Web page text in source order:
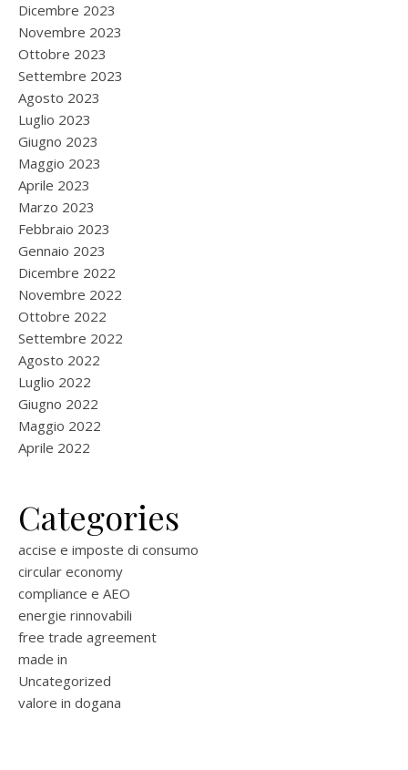
Dicembre 2023
Novembre 2023
Ottobre 2023
Settembre 2023
Agosto 2023
Luglio 2023
Giugno 2023
Maggio 2023
Aprile 2023
Marzo 2023
Febbraio 2023
Gennaio 2023
Dicembre 2022
Novembre 2022
Ottobre 2022
Settembre 2022
Agosto 2022
Luglio 2022
Giugno 2022
Maggio 2022
Aprile 2022
Categories
accise e imposte di consumo
circular economy
compliance e AEO
energie rinnovabili
free trade agreement
made in
Uncategorized
valore in dogana